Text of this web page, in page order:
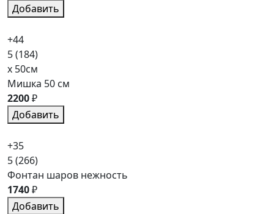
Добавить
+44
5(184)
x 50см
Мишка 50 см
2200₽
Добавить
+35
5(266)
Фонтан шаров нежность
1740₽
Добавить